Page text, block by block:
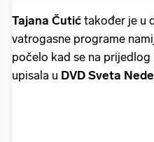
Tajana Čutić također je u
vatrogasne programe
počelo kad se na prijedlog
upisala u DVD Sveta